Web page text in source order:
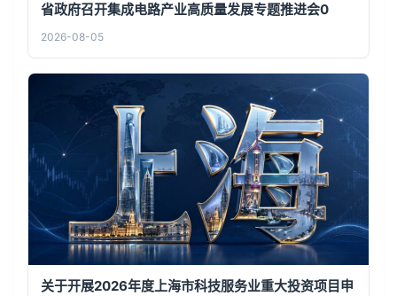
省政府召开集成电路产业高质量发展专题推进会0
2026-08-05
关于开展2026年度上海市科技服务业重大投资项目申